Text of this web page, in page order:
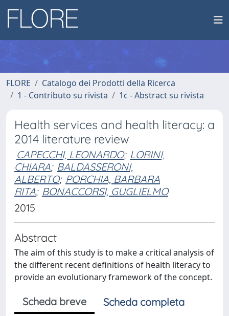
FLORE
Catalogo dei Prodotti della Ricerca
1 - Contributo su rivista
1c - Abstract su rivista
Health services and health literacy: a
2014 literature review
CAPECCHI, LEONARDO; LORINI,
CHIARA; BALDASSERONI,
ALBERTO; PORCHIA, BARBARA
RITA; BONACCORSI, GUGLIELMO
2015
Abstract
The aim of this study is to make a critical analysis of
the different recent definitions of health literacy to
provide an evolutionary framework of the concept.
Scheda breve
Scheda completa